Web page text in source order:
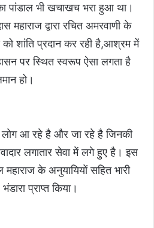
पांडाल भी खचाखच भरा हुआ था।
महाराज द्वारा रचित अमरवाणी के
शांति प्रदान कर रही है,आश्रम में
पर स्थित स्वरूप ऐसा लगता है
हो।
लोग आ रहे है और जा रहे है जिनकी
लगातार सेवा में लगे हुए है। इस
के अनुयायियों सहित भारी
प्राप्त किया।